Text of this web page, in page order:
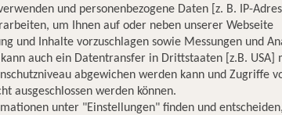
und personenbezogene Daten [z. B. IP-
um Ihnen auf oder neben unserer Webseite
und Inhalte vorzuschlagen sowie Messungen und
auch ein Datentransfer in Drittstaaten [z.B. USA]
abgewichen werden kann und Zugriffe
ausgeschlossen werden können.
unter "Einstellungen" finden und